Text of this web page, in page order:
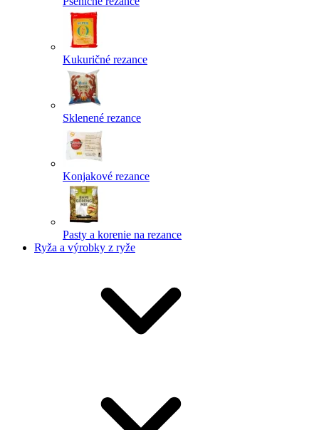
Kukuričné rezance
Sklenené rezance
Konjakové rezance
Pasty a korenie na rezance
Ryža a výrobky z ryže